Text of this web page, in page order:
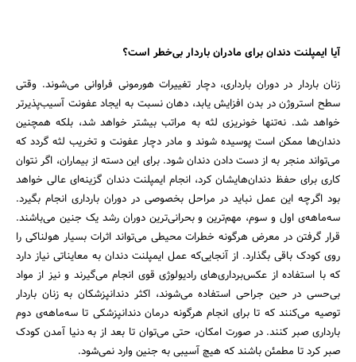
آیا ایمپلنت دندان برای مادران باردار بی‌خطر است؟
زنان باردار در دوران بارداری، دچار تغییرات هورمونی فراوانی می‌شوند. وقتی
سطح استروژن در بدن افزایش یابد، دهان نسبت به ایجاد عفونت آسیب‌پذیرتر
خواهد شد. نه‌تنها خونریزی لثه به‌ مراتب بیشتر خواهد شد، بلکه همچنین
دندان‌ها ممکن است پوسیده شوند و مادر دچار عفونت و تخریب لثه گردد که
می‌تواند منجر به از دست دادن دندان شود. برای این دسته از بیماران، اگر نتوان
کاری برای حفظ دندان‌هایشان کرد، انجام ایمپلنت دندان گزینه‌ای عالی خواهد
بود اگرچه این عمل نباید در مراحل بخصوصی در دوران بارداری انجام بگیرد.
سه‌ماهه‌ی اول و سوم، مهم‌ترین و بحرانی‌ترین دوران رشد یک جنین می‌باشند.
قرار گرفتن در معرض هرگونه خطرات محیطی می‌تواند اثرات بسیار هولناکی را
روی کودک باقی بگذارد. از آنجایی‌که عمل ایمپلنت دندان به معایناتی نیاز دارد
که با استفاده از عکس‌برداری‌های رادیولوژی قوی انجام می‌گیرند و نیز از مواد
بی‌حسی در حین جراحی استفاده می‌شوند، اکثر دندانپزشکان به زنان باردار
توصیه می‌کنند که تا برای انجام هرگونه درمان دندانپزشکی تا سه‌ماهه‌ی دوم
بارداری صبر کنند. در صورت امکان، حتی می‌توان تا بعد از به دنیا آمدن کودک
صبر کرد تا مطمئن باشند که هیچ آسیبی به جنین وارد نمی‌شود.